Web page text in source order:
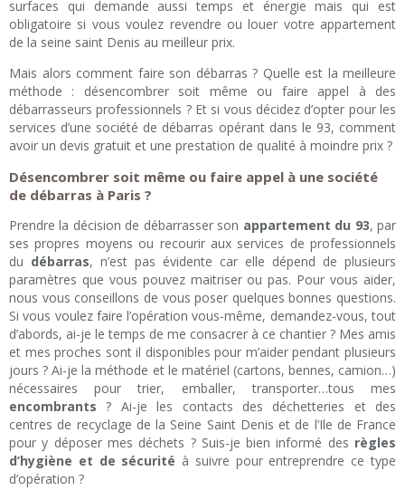
surfaces qui demande aussi temps et énergie mais qui est
obligatoire si vous voulez revendre ou louer votre appartement
de la seine saint Denis au meilleur prix.
Mais alors comment faire son débarras ? Quelle est la meilleure
méthode : désencombrer soit même ou faire appel à des
débarrasseurs professionnels ? Et si vous décidez d’opter pour les
services d’une société de débarras opérant dans le 93, comment
avoir un devis gratuit et une prestation de qualité à moindre prix ?
Désencombrer soit même ou faire appel à une société
de débarras à Paris ?
Prendre la décision de débarrasser son appartement du 93, par
ses propres moyens ou recourir aux services de professionnels
du débarras, n’est pas évidente car elle dépend de plusieurs
paramètres que vous pouvez maitriser ou pas. Pour vous aider,
nous vous conseillons de vous poser quelques bonnes questions.
Si vous voulez faire l’opération vous-même, demandez-vous, tout
d’abords, ai-je le temps de me consacrer à ce chantier ? Mes amis
et mes proches sont il disponibles pour m’aider pendant plusieurs
jours ? Ai-je la méthode et le matériel (cartons, bennes, camion…)
nécessaires pour trier, emballer, transporter…tous mes
encombrants ? Ai-je les contacts des déchetteries et des
centres de recyclage de la Seine Saint Denis et de l’Ile de France
pour y déposer mes déchets ? Suis-je bien informé des règles
d’hygiène et de sécurité à suivre pour entreprendre ce type
d’opération ?